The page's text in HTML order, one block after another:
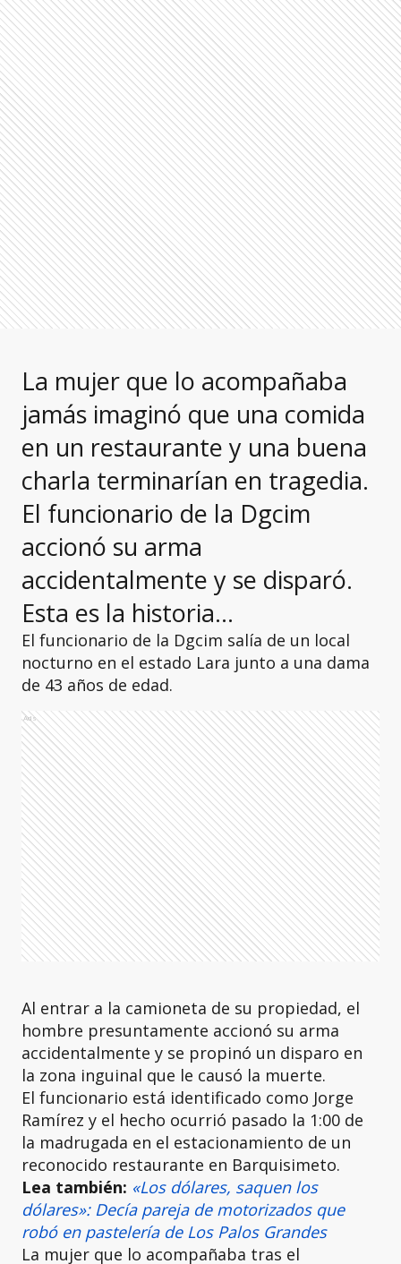
La mujer que lo acompañaba
jamás imaginó que una comida
en un restaurante y una buena
charla terminarían en tragedia.
El funcionario de la Dgcim
accionó su arma
accidentalmente y se disparó.
Esta es la historia…
El funcionario de la Dgcim salía de un local
nocturno en el estado Lara junto a una dama
de 43 años de edad.
Ads
Al entrar a la camioneta de su propiedad, el
hombre presuntamente accionó su arma
accidentalmente y se propinó un disparo en
la zona inguinal que le causó la muerte.
El funcionario está identificado como Jorge
Ramírez y el hecho ocurrió pasado la 1:00 de
la madrugada en el estacionamiento de un
reconocido restaurante en Barquisimeto.
Lea también: «Los dólares, saquen los
dólares»: Decía pareja de motorizados que
robó en pastelería de Los Palos Grandes
La mujer que lo acompañaba tras el